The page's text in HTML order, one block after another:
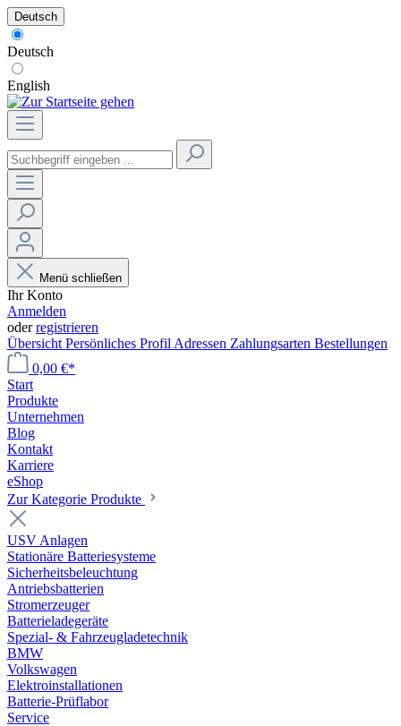
Deutsch
Deutsch
English
Menü schließen
Ihr Konto
Anmelden
oderregistrieren
Übersicht Persönliches Profil Adressen Zahlungsarten Bestellungen
0,00 €*
Start
Produkte
Unternehmen
Blog
Kontakt
Karriere
eShop
Zur Kategorie Produkte
USV Anlagen
Stationäre Batteriesysteme
Sicherheitsbeleuchtung
Antriebsbatterien
Stromerzeuger
Batterieladegeräte
Spezial- & Fahrzeugladetechnik
BMW
Volkswagen
Elektroinstallationen
Batterie-Prüflabor
Service